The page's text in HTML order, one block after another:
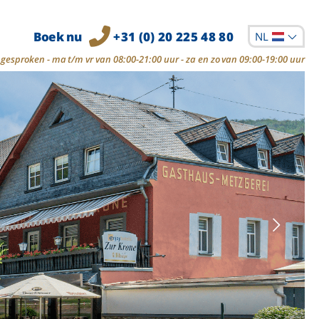
Boek nu +31 (0) 20 225 48 80 NL
- ma t/m vr van 08:00-21:00 uur - za en zo van 09:00-19:00 uur